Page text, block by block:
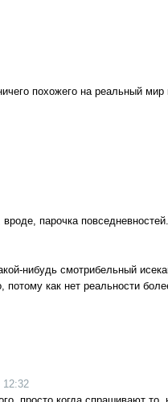
похожего на реальный мир
парочка повседневностей.
нибудь смотрибельный
потому как нет реальности